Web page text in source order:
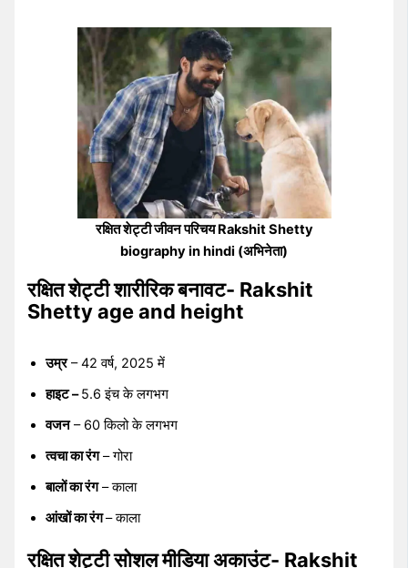
रक्षित शेट्टी जीवन परिचय Rakshit Shetty
biography in hindi (अभिनेता)
रक्षित शेट्टी शारीरिक बनावट- Rakshit
Shetty age and height
उम्र– 42 वर्ष, 2025 में
हाइट –5.6 इंच के लगभग
वजन– 60 किलो के लगभग
त्वचा का रंग– गोरा
बालों का रंग– काला
आंखों का रंग– काला
रक्षित शेट्टी सोशल मीडिया अकाउंट- Rakshit